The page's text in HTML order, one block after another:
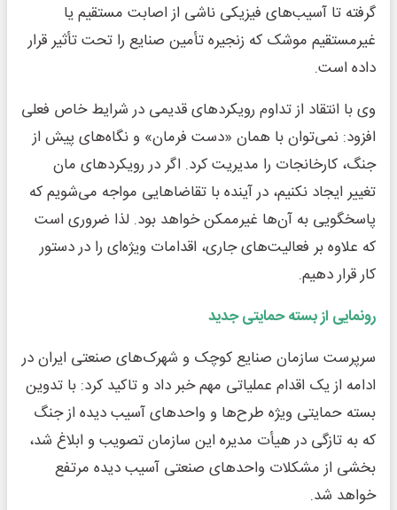
گرفته تا آسیب‌های فیزیکی ناشی از اصابت مستقیم یا
غیرمستقیم موشک‌ که زنجیره تأمین صنایع را تحت تأثیر قرار
داده است.
وی با انتقاد از تداوم رویکردهای قدیمی در شرایط خاص فعلی
افزود: نمی‌توان با همان «دست‌ فرمان» و نگاه‌های پیش از
جنگ، کارخانجات را مدیریت کرد. اگر در رویکردهای مان
تغییر ایجاد نکنیم، در آینده با تقاضاهایی مواجه می‌شویم که
پاسخگویی به آن‌ها غیرممکن خواهد بود. لذا ضروری است
که علاوه بر فعالیت‌های جاری، اقدامات ویژه‌ای را در دستور
کار قرار دهیم.
رونمایی از بسته حمایتی جدید
سرپرست سازمان صنایع کوچک و شهرک‌های صنعتی ایران در
ادامه از یک اقدام عملیاتی مهم خبر داد و تاکید کرد: با تدوین
بسته حمایتی ویژه طرح‌ها و واحدهای آسیب دیده از جنگ
که به تازگی در هیأت ‌مدیره این سازمان تصویب و ابلاغ شد،
بخشی از مشکلات واحدهای صنعتی آسیب دیده مرتفع
خواهد شد.